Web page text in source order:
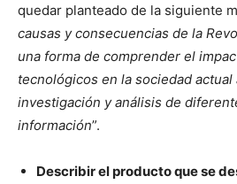
quedar planteado de la siguiente
causas y consecuencias de la
una forma de comprender el
tecnológicos en la sociedad actual
investigación y análisis de
información”.
Describir el producto que se